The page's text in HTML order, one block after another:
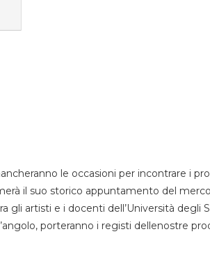
le occasioni per incontrare i
il suo storico appuntamento del
artisti e i docenti dell’Università degli
porteranno i registi dellenostre